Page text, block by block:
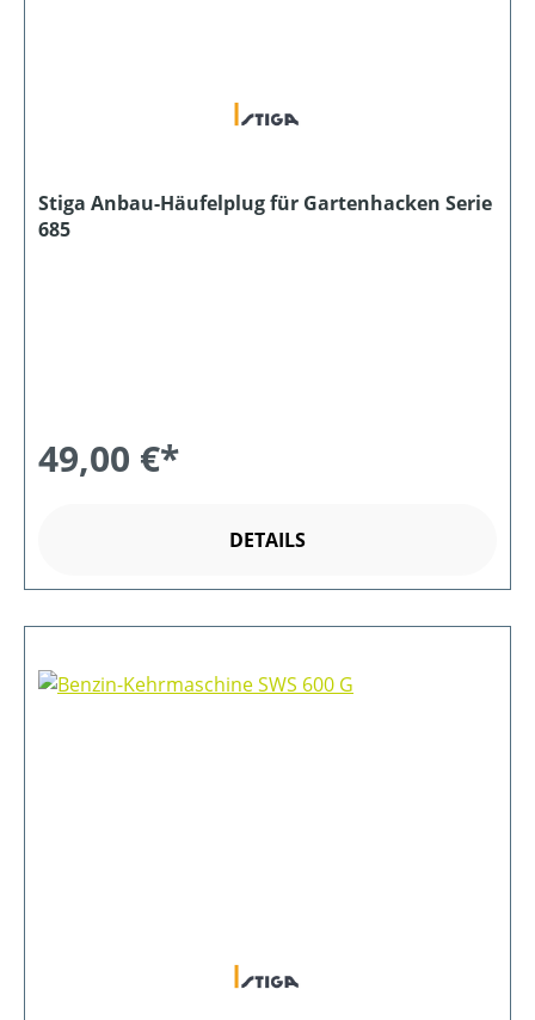
Stiga Anbau-Häufelplug für Gartenhacken Serie
685
49,00 €*
DETAILS